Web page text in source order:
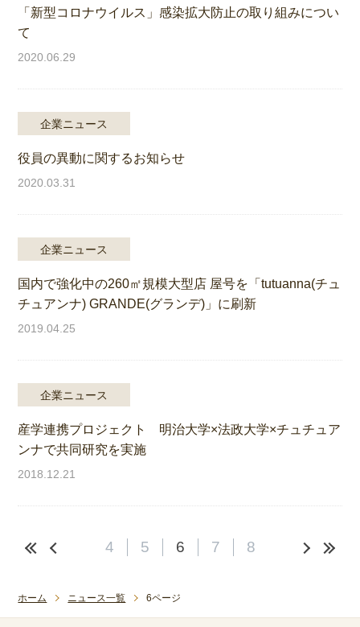
「新型コロナウイルス」感染拡大防止の取り組みについ
て
2020.06.29
企業ニュース
役員の異動に関するお知らせ
2020.03.31
企業ニュース
国内で強化中の260㎡規模大型店 屋号を「tutuanna(チュ
チュアンナ) GRANDE(グランデ)」に刷新
2019.04.25
企業ニュース
産学連携プロジェクト 明治大学×法政大学×チュチュア
ンナで共同研究を実施
2018.12.21
4 5 6 7 8
ホーム ニュース一覧 6ページ